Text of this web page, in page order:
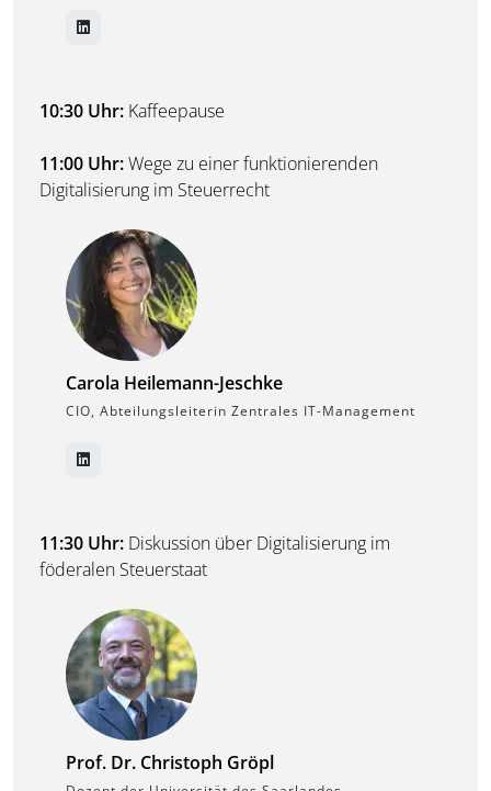
10:30 Uhr: Kaffeepause
11:00 Uhr:Wege zu einer funktionierenden
Digitalisierung im Steuerrecht
Carola Heilemann-Jeschke
CIO, Abteilungsleiterin Zentrales IT-Management
11:30 Uhr: Diskussion über Digitalisierung im
föderalen Steuerstaat
Prof. Dr. Christoph Gröpl